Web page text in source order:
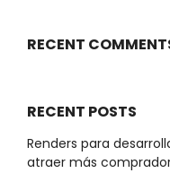
RECENT
RECENT POSTS
Renders para
atraer más